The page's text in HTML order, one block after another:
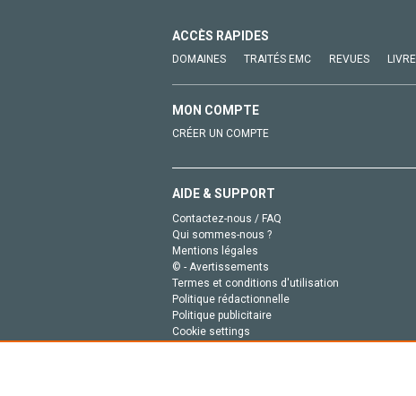
ACCÈS RAPIDES
DOMAINES TRAITÉS EMC REVUES
MON COMPTE
CRÉER UN COMPTE
AIDE & SUPPORT
Contactez-nous / FAQ
Qui sommes-nous ?
Mentions légales
© - Avertissements
Termes et conditions d'utilisation
Politique rédactionnelle
Politique publicitaire
Cookie settings